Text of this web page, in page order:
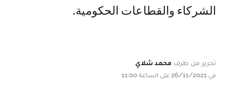
الشركاء والقطاعات الحكومية.
تحرير من طرف محمد شلاي
في 26/11/2021 على الساعة 11:00